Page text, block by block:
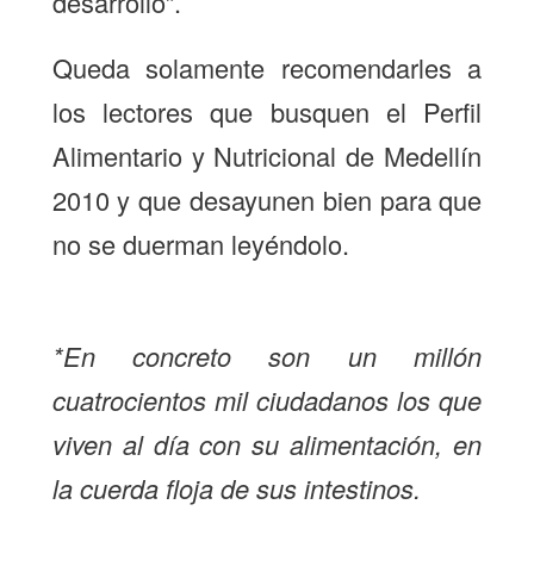
Queda solamente recomendarles a
los lectores que busquen el Perfil
Alimentario y Nutricional de Medellín
2010 y que desayunen bien para que
no se duerman leyéndolo.
*En concreto son un millón
cuatrocientos mil ciudadanos los que
viven al día con su alimentación, en
la cuerda floja de sus intestinos.